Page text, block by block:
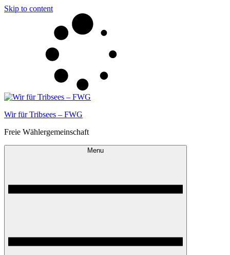
Skip to content
Wir für Tribsees – FWG
Freie Wählergemeinschaft
Menu